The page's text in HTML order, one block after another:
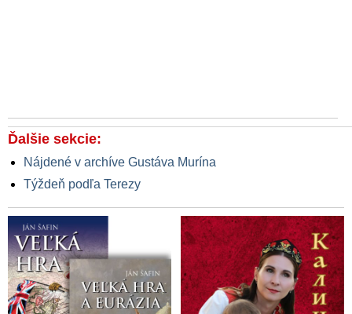
Ďalšie sekcie:
Nájdené v archíve Gustáva Murína
Týždeň podľa Terezy